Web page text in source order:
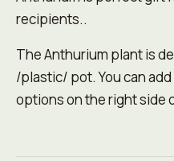
recipients..
The Anthurium plant is
/plastic/ pot. You can
options on the right side